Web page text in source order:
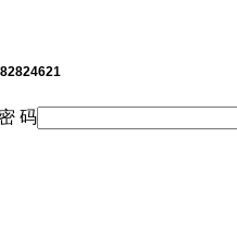
82824621
密 码